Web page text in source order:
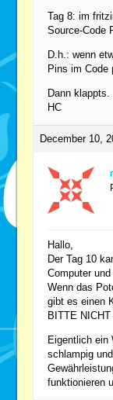
Tag 8: im
Source-Code
D.h.: wenn
Pins im Code
Dann klappts.
HC
December 10,
Hallo,
Der Tag 10
Computer
Wenn das
gibt es einen
BITTE
Eigentlich ein
schlampig
funktionieren